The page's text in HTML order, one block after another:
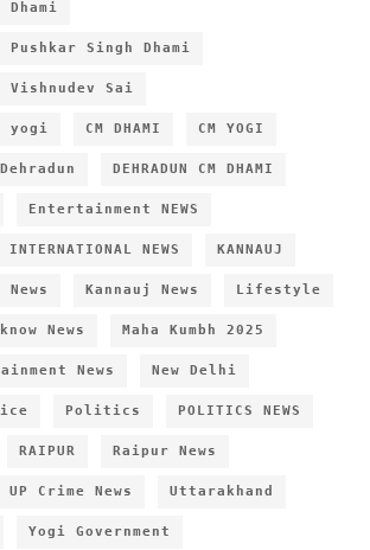
Singh Dhami
Sai
yogi CM DHAMI CM YOGI
Dehradun DEHRADUN CM DHAMI
Entertainment NEWS
INTERNATIONAL NEWS KANNAUJ
Kannauj News Lifestyle
News Maha Kumbh 2025
News New Delhi
Politics POLITICS NEWS
RAIPUR Raipur News
UP Crime News Uttarakhand
Yogi Government